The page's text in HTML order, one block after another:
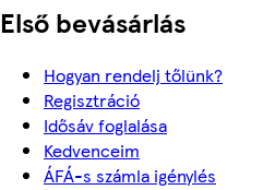
Első bevásárlás
Hogyan rendelj tőlünk?
Regisztráció
Idősáv foglalása
Kedvenceim
ÁFÁ-s számla igénylés